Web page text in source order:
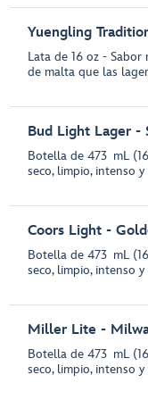
Yuengling
Lata de 16 oz -
de malta que las
Bud Light Lager -
Botella de 473 mL
seco, limpio, intenso
Coors Light -
Botella de 473 mL
seco, limpio, intenso
Miller Lite -
Botella de 473 mL
seco, limpio, intenso